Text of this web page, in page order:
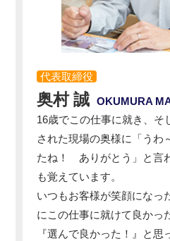
代表取締役
奥村 誠
OKUMURA
16歳でこの仕事に就き、そ
された現場の奥様に「う
たね！ ありがとう」と言
も覚えています。
いつもお客様が笑顔になっ
にこの仕事に就けて良かっ
『選んで良かった！』と